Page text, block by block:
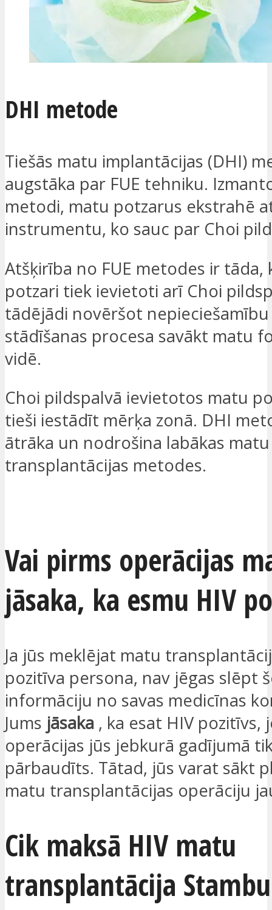
DHI metode
Tiešās matu implantācijas (DHI)
augstāka par FUE tehniku.
metodi, matu potzarus ekstrahē
instrumentu, ko sauc par Choi
Atšķirība no FUE metodes ir tāda,
potzari tiek ievietoti arī Choi
tādējādi novēršot
stādīšanas procesa savākt matu
vidē.
Choi pildspalvā ievietotos matu
tieši iestādīt mērķa zonā. DHI
ātrāka un nodrošina labākas matu
transplantācijas metodes.
Vai pirms operācijas
jāsaka, ka esmu HIV
Ja jūs meklējat matu
pozitīva persona, nav jēgas slēpt
informāciju no savas medicīnas
Jums jāsaka , ka esat HIV pozitīvs,
operācijas jūs jebkurā gadījumā
pārbaudīts. Tātad, jūs varat sākt
matu transplantācijas operāciju
Cik maksā HIV matu
transplantācija